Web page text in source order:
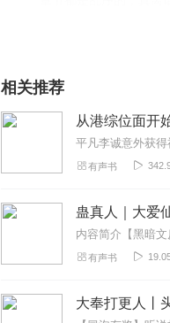
一停一停的，听的难受。
2021-06-24
相关推荐
从港综位面开
平凡李诚意外获
有声书
蛊真人｜大爱
有声书
大奉打更人丨